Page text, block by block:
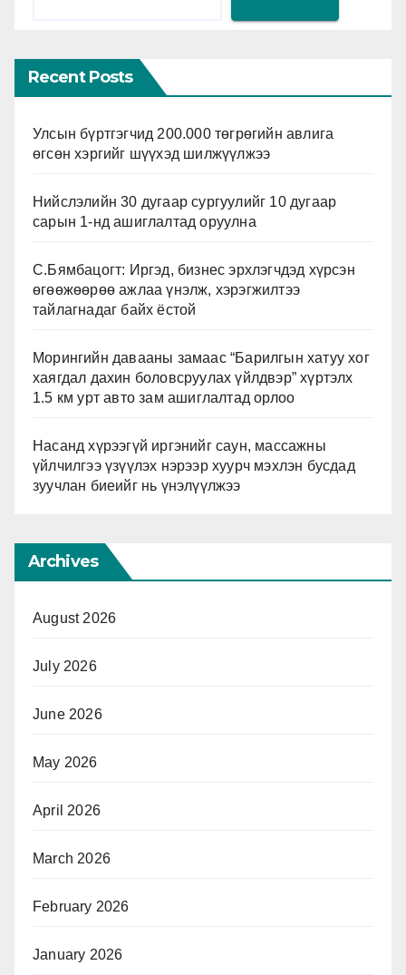
Recent Posts
Улсын бүртгэгчид 200.000 төгрөгийн авлига
өгсөн хэргийг шүүхэд шилжүүлжээ
Нийслэлийн 30 дугаар сургуулийг 10 дугаар
сарын 1-нд ашиглалтад оруулна
С.Бямбацогт: Иргэд, бизнес эрхлэгчдэд хүрсэн
өгөөжөөрөө ажлаа үнэлж, хэрэгжилтээ
тайлагнадаг байх ёстой
Морингийн давааны замаас “Барилгын хатуу хог
хаягдал дахин боловсруулах үйлдвэр” хүртэлх
1.5 км урт авто зам ашиглалтад орлоо
Насанд хүрээгүй иргэнийг саун, массажны
үйлчилгээ үзүүлэх нэрээр хуурч мэхлэн бусдад
зуучлан биеийг нь үнэлүүлжээ
Archives
August 2026
July 2026
June 2026
May 2026
April 2026
March 2026
February 2026
January 2026